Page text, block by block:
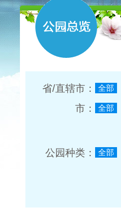
省/直辖市： 全部
市： 全部
公园种类： 全部